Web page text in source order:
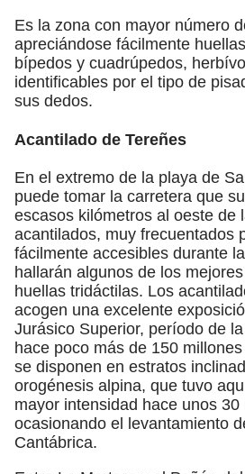
Es la zona con mayor número
apreciándose fácilmente
bípedos y cuadrúpedos,
identificables por el tipo de
sus dedos.
Acantilado de Tereñes
En el extremo de la playa de
puede tomar la carretera que
escasos kilómetros al oeste de
acantilados, muy frecuentados
fácilmente accesibles durante
hallarán algunos de los
huellas tridáctilas. Los
acogen una excelente
Jurásico Superior, período de
hace poco más de 150
se disponen en estratos
orogénesis alpina, que tuvo
mayor intensidad hace unos
ocasionando el levantamiento
Cantábrica.